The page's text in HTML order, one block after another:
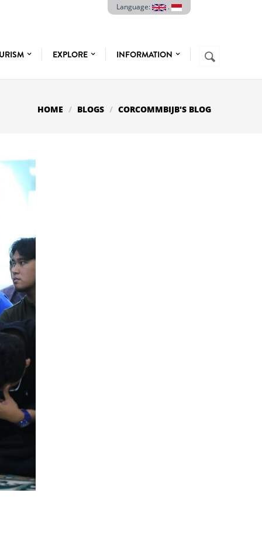
Language: .
EXPLORE INFORMATION
SEARCH
FORM
Search
HOME BLOGS CORCOMMBIJB'S BLOG